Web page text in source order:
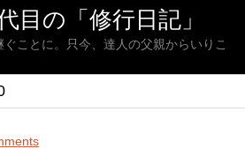
目の「修行日記」
ことに。只今、達人の父親からいりこ